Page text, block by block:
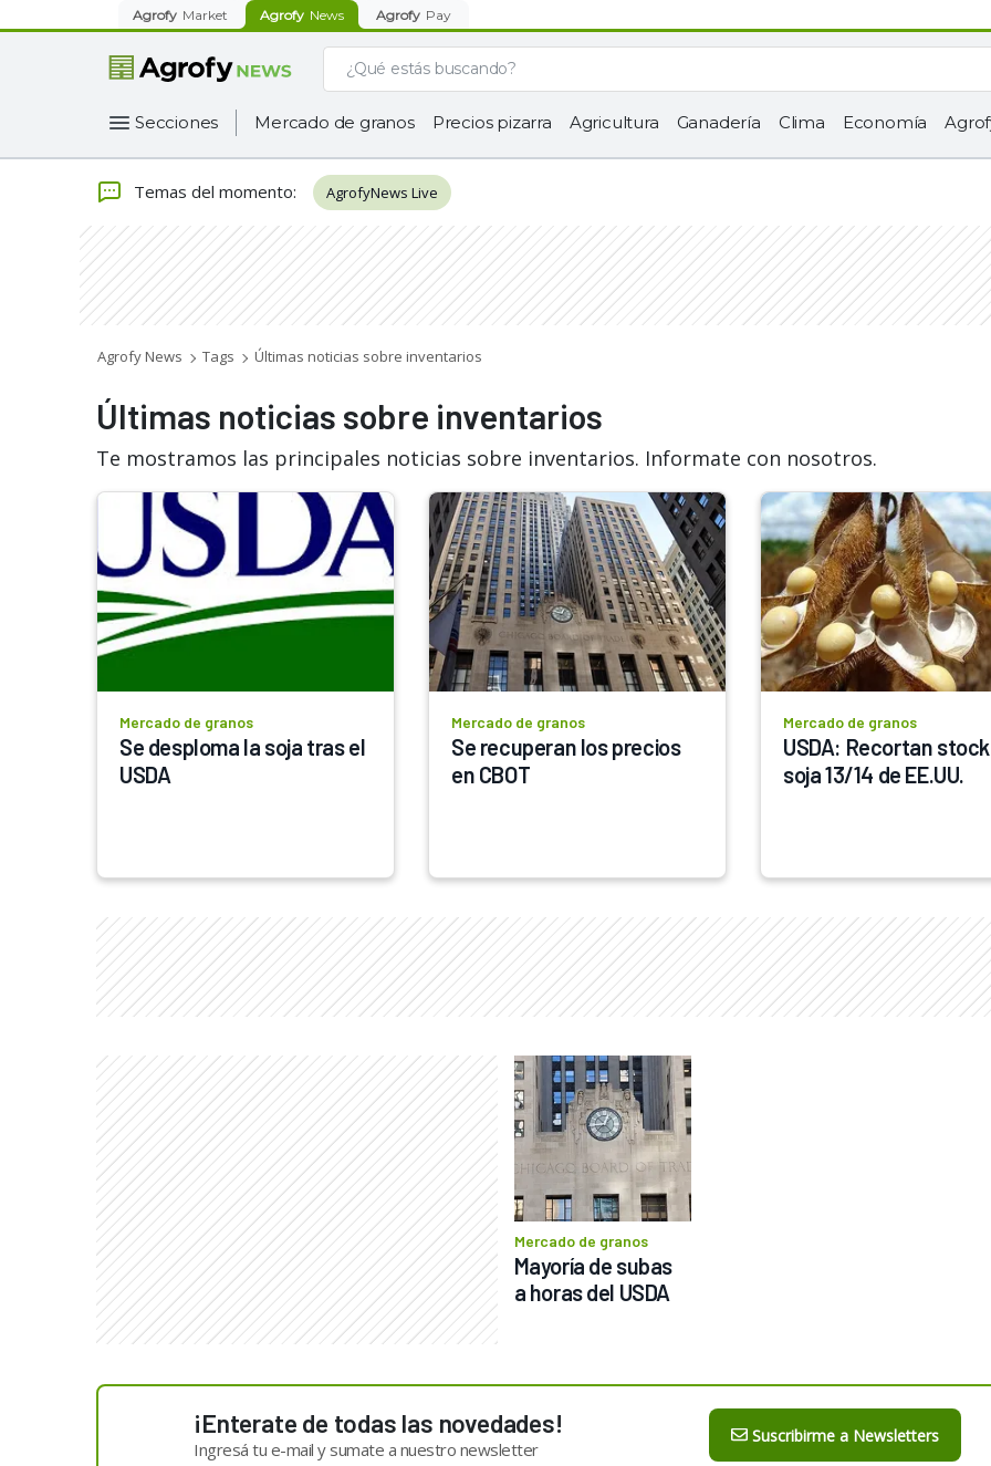
Agrofy Market Agrofy News Agrofy Pay
Secciones Mercado de granos Precios pizarra Agricultura Ganadería Clima Economía
Temas del momento: AgrofyNews Live
Agrofy News Tags Últimas noticias sobre inventarios
Últimas noticias sobre inventarios
Te mostramos las principales noticias sobre inventarios. Informate con nosotros.
Mercado de granos
Se desploma la soja tras el
USDA
Mercado de granos
Se recuperan los precios
en CBOT
Mercado de granos
USDA: Recortan
soja 13/14 de EE.UU.
Mercado de granos
Mayoría de subas
a horas del USDA
¡Enterate de todas las novedades!
Ingresá tu e-mail y sumate a nuestro newsletter
Suscribirme a Newsletters